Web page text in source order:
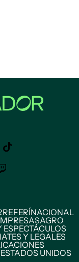
REFERÍNACIONAL
AGRO
ESPECTÁCULOS
Y LEGALES
ESTADOS UNIDOS